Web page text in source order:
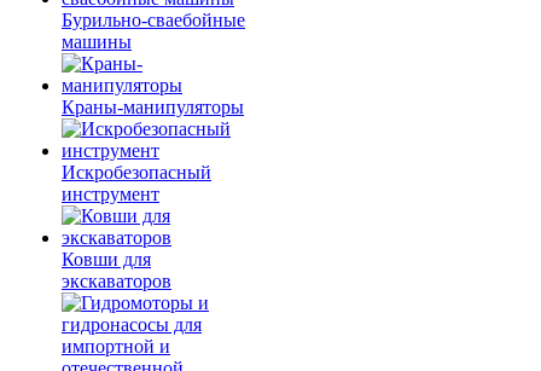
Бурильно-сваебойные
машины
Краны-манипуляторы
Искробезопасный
инструмент
Ковши для
экскаваторов